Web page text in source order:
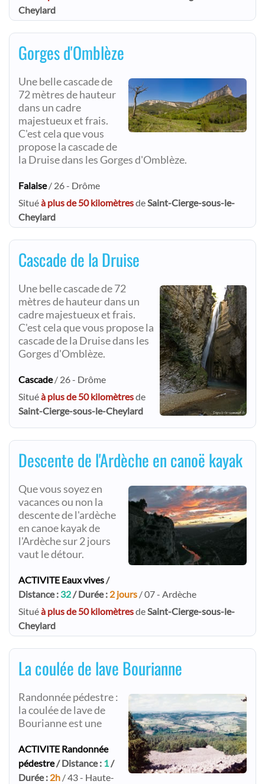
Cheylard
Gorges d'Omblèze
Une belle cascade de
72 mètres de hauteur
dans un cadre
majestueux et frais.
C'est cela que vous
propose la cascade de
la Druise dans les Gorges d'Omblèze.
Falaise/ 26 - Drôme
Situéà plus de 50 kilomètresdeSaint-Cierge-sous-le-
Cheylard
Cascade de la Druise
Une belle cascade de 72
mètres de hauteur dans un
cadre majestueux et frais.
C'est cela que vous propose la
cascade de la Druise dans les
Gorges d'Omblèze.
Cascade/ 26 - Drôme
Situéà plus de 50 kilomètresde
Saint-Cierge-sous-le-Cheylard
Descente de l'Ardèche en canoë kayak
Que vous soyez en
vacances ou non la
descente de l'ardèche
en canoe kayak de
l'Ardèche sur 2 jours
vaut le détour.
ACTIVITE Eaux vives/
Distance : 32/ Durée : 2 jours / 07 - Ardèche
Situéà plus de 50 kilomètresdeSaint-Cierge-sous-le-
Cheylard
La coulée de lave Bourianne
Randonnée pédestre :
la coulée de lave de
Bourianne est une
ACTIVITE Randonnée
pédestre/ Distance : 1/
Durée : 2h / 43 - Haute-